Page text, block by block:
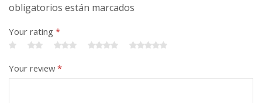
obligatorios están marcados
Your rating *
Your review*